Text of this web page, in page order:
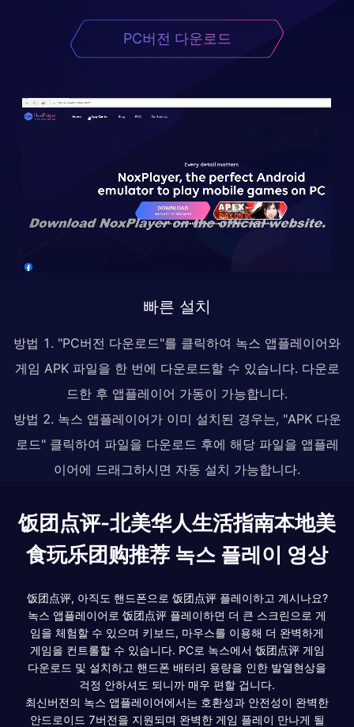
PC버전 다운로드
빠른 설치
방법 1. "PC버전 다운로드"를 클릭하여 녹스 앱플레이어와
게임 APK 파일을 한 번에 다운로드할 수 있습니다. 다운로
드한 후 앱플레이어 가동이 가능합니다.
방법 2. 녹스 앱플레이어가 이미 설치된 경우는, "APK 다운
로드" 클릭하여 파일을 다운로드 후에 해당 파일을 앱플레
이어에 드래그하시면 자동 설치 가능합니다.
饭团点评-北美华人生活指南本地美
食玩乐团购推荐 녹스 플레이 영상
饭团点评, 아직도 핸드폰으로 饭团点评 플레이하고 계시나요?
녹스 앱플레이어로 饭团点评 플레이하면 더 큰 스크린으로 게
임을 체험할 수 있으며 키보드, 마우스를 이용해 더 완벽하게
게임을 컨트롤할 수 있습니다. PC로 녹스에서 饭团点评 게임
다운로드 및 설치하고 핸드폰 배터리 용량을 인한 발열현상을
걱정 안하셔도 되니까 매우 편할 겁니다.
최신버전의 녹스 앱플레이어에서는 호환성과 안전성이 완벽한
안드로이드 7버전을 지원되며 완벽한 게임 플레이 만나게 될